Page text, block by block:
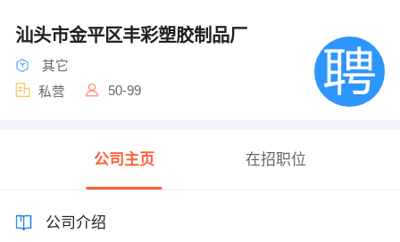
汕头市金平区丰彩塑胶制品厂
其它
私营
50-99
公司主页 在招职位
公司介绍